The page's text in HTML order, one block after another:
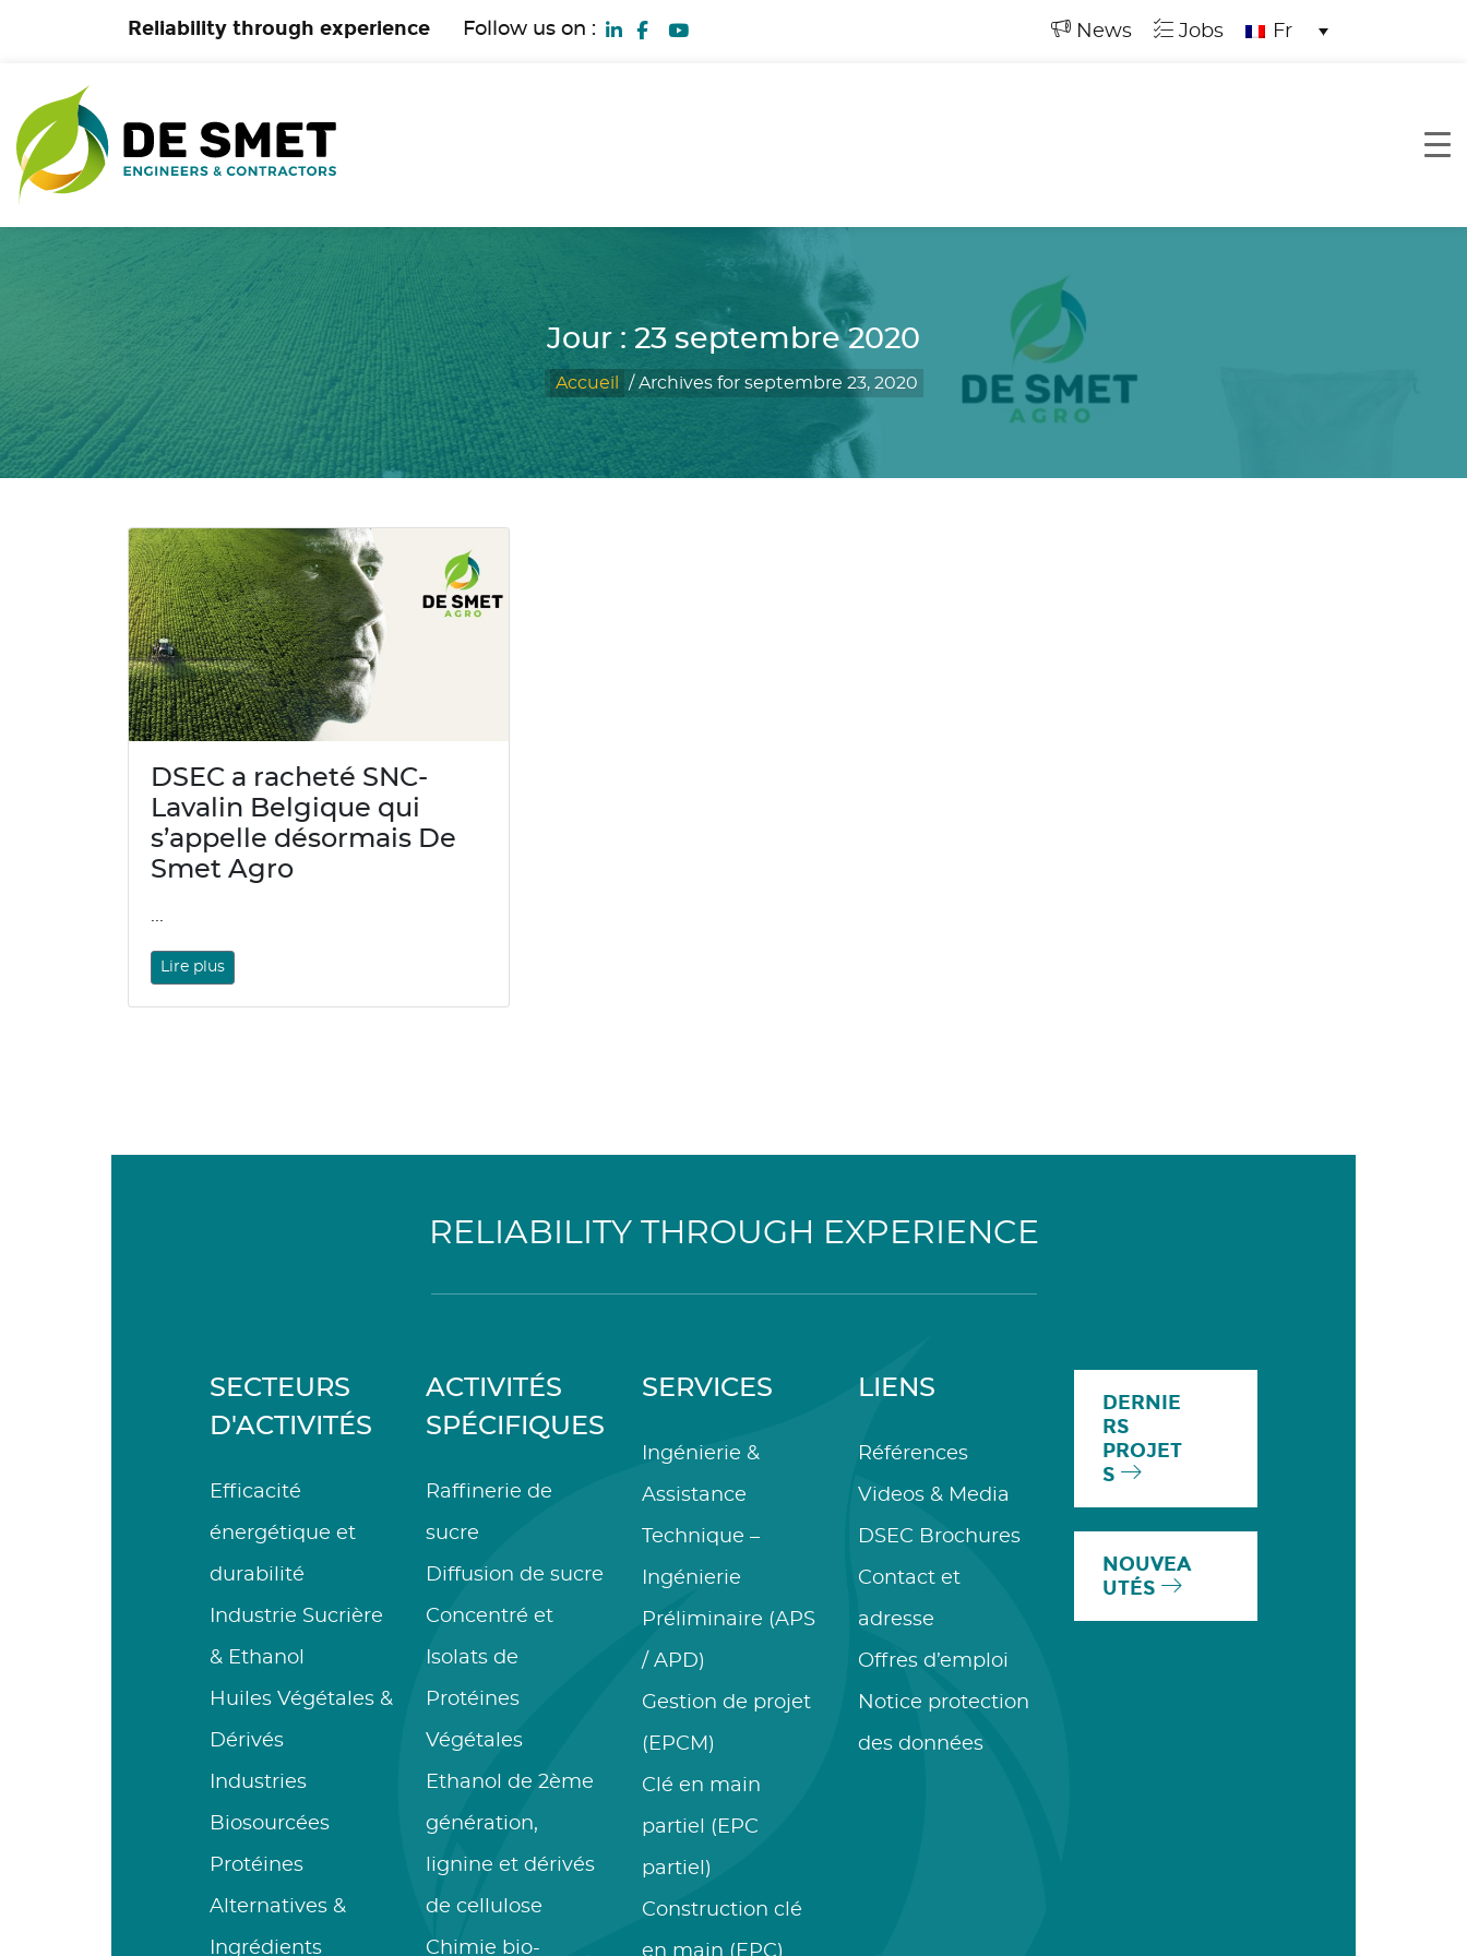
Reliability through experience Follow us on : News Jobs Fr
Jour : 23 septembre 2020
Accueil /Archives for septembre 23, 2020
DSEC a racheté SNC-
Lavalin Belgique qui
s’appelle désormais De
Smet Agro
...
Lire plus
RELIABILITY THROUGH EXPERIENCE
SECTEURS
D'ACTIVITÉS
Efficacité
énergétique et
durabilité
Industrie Sucrière
& Ethanol
Huiles Végétales &
Dérivés
Industries
Biosourcées
Protéines
Alternatives &
Ingrédients
ACTIVITÉS
SPÉCIFIQUES
Raffinerie de
sucre
Diffusion de sucre
Concentré et
Isolats de
Protéines
Végétales
Ethanol de 2ème
génération,
lignine et dérivés
de cellulose
Chimie bio-
SERVICES
Ingénierie &
Assistance
Technique –
Ingénierie
Préliminaire (APS
/ APD)
Gestion de projet
(EPCM)
Clé en main
partiel (EPC
partiel)
Construction clé
en main (EPC)
LIENS
Références
Videos & Media
DSEC Brochures
Contact et
adresse
Offres d’emploi
Notice protection
des données
DERNIE
RS
PROJET
S
NOUVEA
UTÉS